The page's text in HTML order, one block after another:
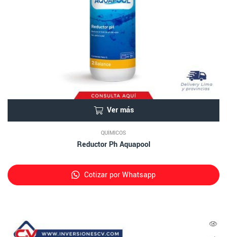
Ver más
QUÍMICOS
Reductor Ph Aquapool
Cotizar por Whatsapp